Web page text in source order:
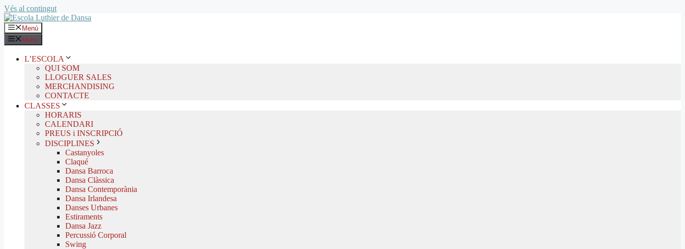
Vés al contingut
Menú
Menú
L’ESCOLA
QUI SOM
LLOGUER SALES
MERCHANDISING
CONTACTE
CLASSES
HORARIS
CALENDARI
PREUS i INSCRIPCIÓ
DISCIPLINES
Castanyoles
Claqué
Dansa Barroca
Dansa Clàssica
Dansa Contemporània
Dansa Irlandesa
Danses Urbanes
Estiraments
Dansa Jazz
Percussió Corporal
Swing